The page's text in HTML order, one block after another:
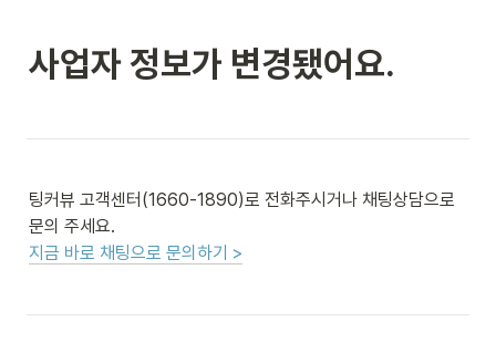
사업자 정보가 변경됐어요.
팅커뷰 고객센터(1660-1890)로 전화주시거나 채팅상담으로
지금 바로 채팅으로 문의하기 >